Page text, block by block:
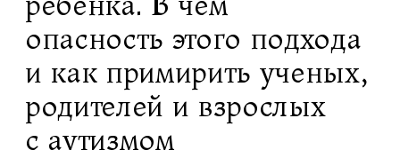
опасность этого подхода
и как примирить ученых,
родителей и взрослых
с аутизмом